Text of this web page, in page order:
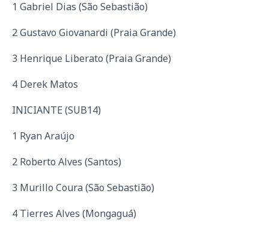
1 Gabriel Dias (São Sebastião)
2 Gustavo Giovanardi (Praia Grande)
3 Henrique Liberato (Praia Grande)
4 Derek Matos
INICIANTE (SUB14)
1 Ryan Araújo
2 Roberto Alves (Santos)
3 Murillo Coura (São Sebastião)
4 Tierres Alves (Mongaguá)